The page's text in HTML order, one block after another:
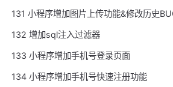
131 小程序增加图片上传功能&修改历史
132 增加sql注入过滤器
133 小程序增加手机号登录页面
134 小程序增加手机号快速注册功能